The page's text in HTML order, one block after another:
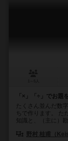
「×」「÷」でお題
たくさん並んだ数
ちで作ります。 た
知識と、（主に）
野村 桂甫（